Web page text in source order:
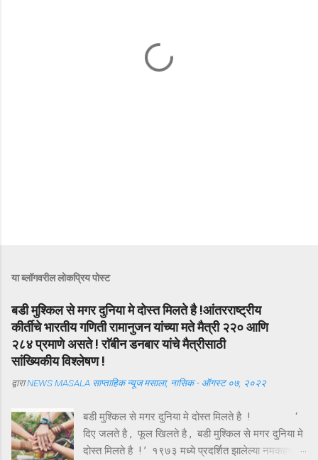
या ब्लॉगवरील लोकप्रिय पोस्ट
बडी मुश्किल से मगर दुनिया मे दोस्त मिलते है !आंतरराष्ट्रीय
कीर्तीचे भारतीय गणिती रामानुजन यांच्या मते मैत्री २२० आणि
२८४ प्रमाणे असते ! राॅबीन डनबार यांचे मैत्रीसाठी
सांख्यिकीय विश्लेषण !
द्वाराNEWS MASALA साप्ताहिक न्यूज मसाला, नासिक - ऑगस्ट ०७, २०२२
बडी मुश्किल से मगर दुनिया मे दोस्त मिलते है ! ‘
दिए जलते है , फूल खिलते है , बडी मुश्किल से मगर दुनिया मे
दोस्त मिलते है ! ’ १९७३ मध्ये प्रदर्शित झालेल्या नमकहराम